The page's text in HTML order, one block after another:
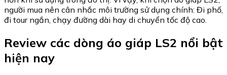
người mua nên cân nhắc môi trường sử dụng chính: Đi phố,
đi tour ngắn, chạy đường dài hay di chuyển tốc độ cao.
Review các dòng áo giáp LS2 nổi bật
hiện nay